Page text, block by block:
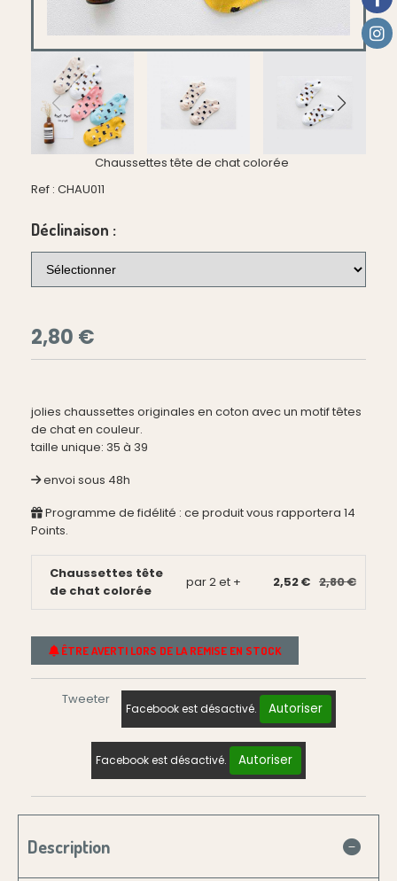
Chaussettes tête de chat colorée
Ref : CHAU011
Déclinaison :
2,80 €
jolies chaussettes originales en coton avec un motif têtes
de chat en couleur.
taille unique: 35 à 39
envoi sous 48h
Programme de fidélité : ce produit vous rapportera 14
Points.
Chaussettes tête
de chat colorée
par 2 et + 2,52 € 2,80 €
ÊTRE AVERTI LORS DE LA REMISE EN STOCK
Tweeter
Facebook est désactivé. Autoriser
Facebook est désactivé. Autoriser
Description